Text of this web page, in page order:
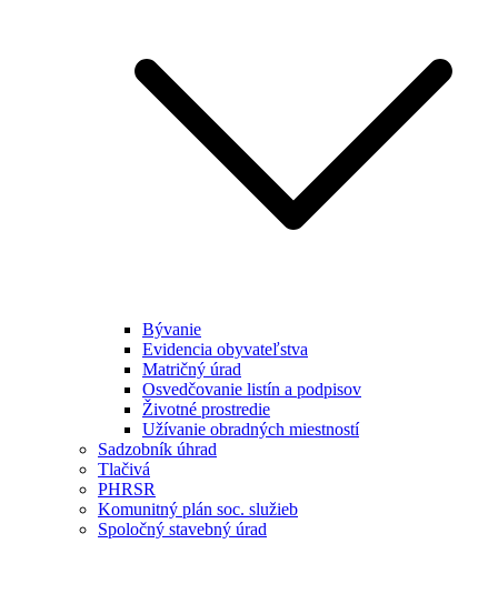
Bývanie
Evidencia obyvateľstva
Matričný úrad
Osvedčovanie listín a podpisov
Životné prostredie
Užívanie obradných miestností
Sadzobník úhrad
Tlačivá
PHRSR
Komunitný plán soc. služieb
Spoločný stavebný úrad